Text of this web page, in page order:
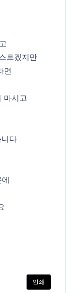
트겠지만
면
마시고
다
인쇄